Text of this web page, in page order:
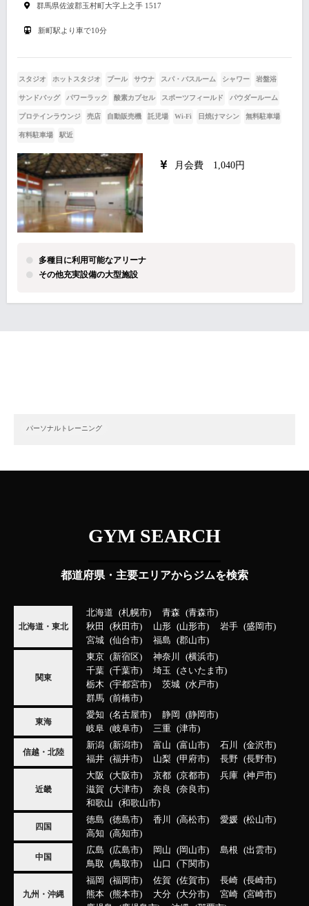
群馬県佐波郡玉村町大字上之手 1517
新町駅より車で10分
スタジオ ホットスタジオ プール サウナ スパ・バスルーム シャワー 岩盤浴
サンドバッグ パワーラック 酸素カプセル スポーツフィールド パウダールーム
プロテインラウンジ 売店 自動販売機 託児場 Wi-Fi 日焼けマシン 無料駐車場
有料駐車場 駅近
月会費 1,040円
多種目に利用可能なアリーナ
その他充実設備の大型施設
パーソナルトレーニング
GYM SEARCH
都道府県・主要エリアからジムを検索
北海道・東北
北海道 札幌市 青森
青森市
秋田
秋田市 山形 山形市 岩手
盛岡市
宮城
仙台市 福島 郡山市
関東
東京 新宿区 神奈川
横浜市
千葉
千葉市 埼玉
さいたま市
栃木
宇都宮市 茨城
水戸市
群馬
前橋市
東海
愛知 名古屋市 静岡
静岡市
岐阜
岐阜市 三重 津市
信越・北陸
新潟 新潟市 富山 富山市 石川
金沢市
福井
福井市 山梨 甲府市 長野 長野市
近畿
大阪 大阪市 京都 京都市 兵庫
神戸市
滋賀
大津市 奈良
奈良市
和歌山
和歌山市
四国
徳島 徳島市 香川 高松市 愛媛
松山市
高知
高知市
中国
広島 広島市 岡山 岡山市 島根
出雲市
鳥取
鳥取市 山口 下関市
九州・沖縄
福岡 福岡市 佐賀 佐賀市 長崎
長崎市
熊本
熊本市 大分 大分市 宮崎
宮崎市